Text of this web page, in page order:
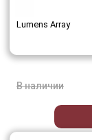
Lumens Array
В наличии